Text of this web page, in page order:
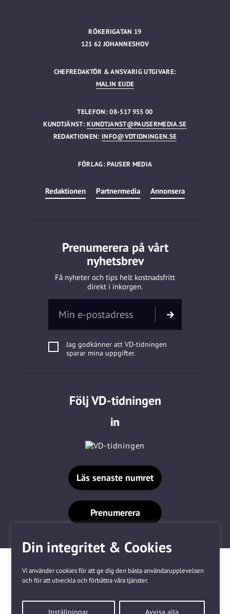
Din integritet & Cookies
Vi använder cookies för att ge dig den bästa användarupplevelsen
och för att utveckla och förbättra våra tjänster.
Inställningar Avvisa alla
RÖKERIGATAN 19
121 62 JOHANNESHOV
CHEFREDAKTÖR & ANSVARIG UTGIVARE:
MALIN EIJDE
TELEFON: 08-517 955 00
KUNDTJÄNST:KUNDTJANST@PAUSERMEDIA.SE
REDAKTIONEN: INFO@VDTIDNINGEN.SE
FÖRLAG: PAUSER MEDIA
Redaktionen Partnermedia Annonsera
Prenumerera på vårt
nyhetsbrev
Få nyheter och tips helt kostnadsfritt
direkt i inkorgen.
Jag godkänner att VD-tidningen
sparar mina uppgifter.
Följ VD-tidningen
Läs senaste numret
Prenumerera